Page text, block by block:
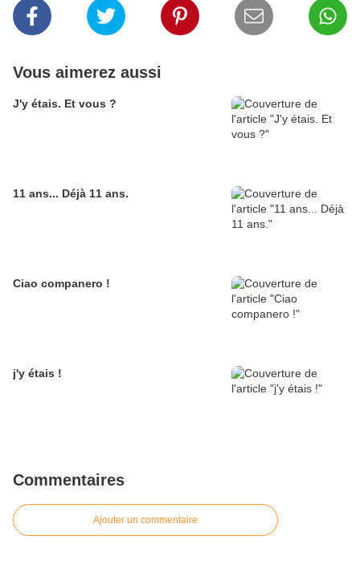
Vous aimerez aussi
J'y étais. Et vous ?
11 ans... Déjà 11 ans.
Ciao companero !
j'y étais !
Commentaires
Ajouter un commentaire